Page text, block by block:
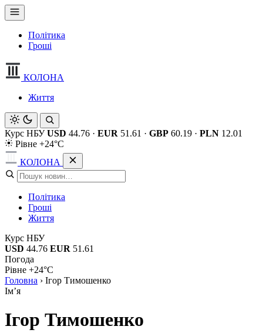
Політика
Гроші
КОЛОНА
Життя
Курс НБУ USD 44.76 · EUR 51.61 · GBP 60.19 · PLN 12.01
Рівне +24°C
КОЛОНА
Політика
Гроші
Життя
Курс НБУ
USD 44.76 EUR 51.61
Погода
Рівне +24°C
Головна › Ігор Тимошенко
Імʼя
Ігор Тимошенко